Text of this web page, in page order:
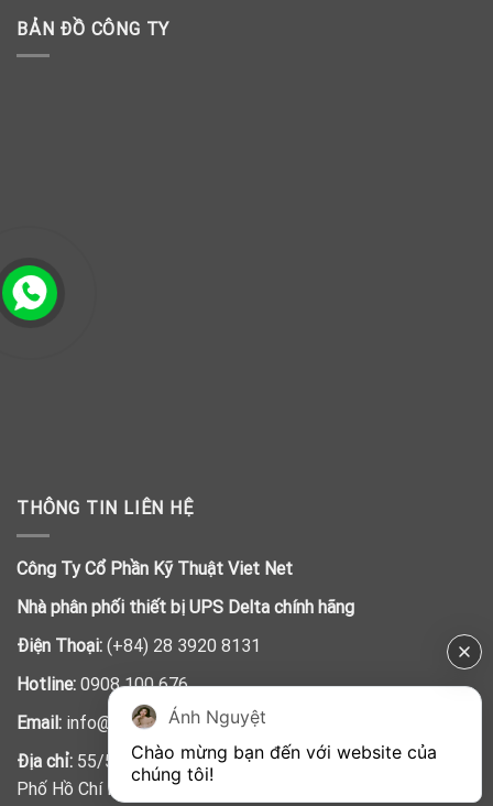
BẢN ĐỒ CÔNG TY
THÔNG TIN LIÊN HỆ
Công Ty Cổ Phần Kỹ Thuật Viet Net
Nhà phân phối thiết bị UPS Delta chính hãng
Điện Thoại: (+84) 28 3920 8131
Hotline: 0908 100 676
Email: info@vietnet.net.vn
Địa chỉ: 55/5 Trần Đình Xu, Phường Cầu Kho, Quận 1, Thành
Phố Hồ Chí Minh, Việt Nam
Ánh Nguyệt
Chào mừng bạn đến với website của
chúng tôi!